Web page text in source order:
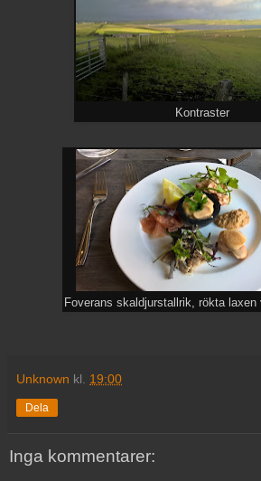
Kontraster
Foverans skaldjurstallrik, rökta laxen
Unknown kl. 19:00
Dela
Inga kommentarer: